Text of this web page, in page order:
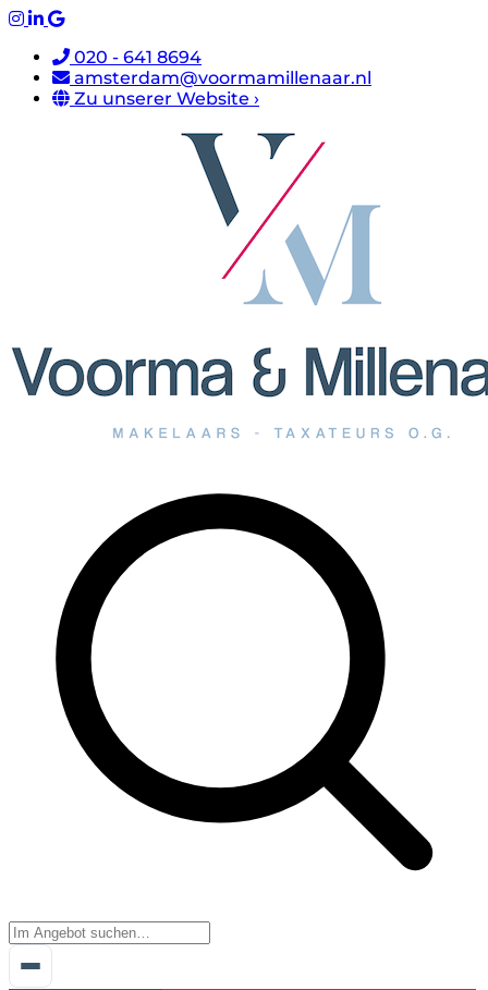
020 - 641 8694
amsterdam@voormamillenaar.nl
Zu unserer Website ›